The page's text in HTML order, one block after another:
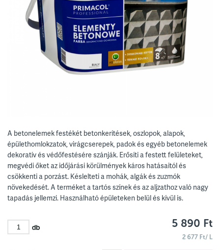
A betonelemek festékét betonkerítések, oszlopok, alapok,
épülethomlokzatok, virágcserepek, padok és egyéb betonelemek
dekoratív és védőfestésére szánják. Erősíti a festett felületeket,
megvédi őket az időjárási körülmények káros hatásaitól és
csökkenti a porzást. Késlelteti a mohák, algák és zuzmók
növekedését. A terméket a tartós színek és az aljzathoz való nagy
tapadás jellemzi. Használható épületeken belül és kívül is.
db 5 890 Ft
2 677 Ft/ L